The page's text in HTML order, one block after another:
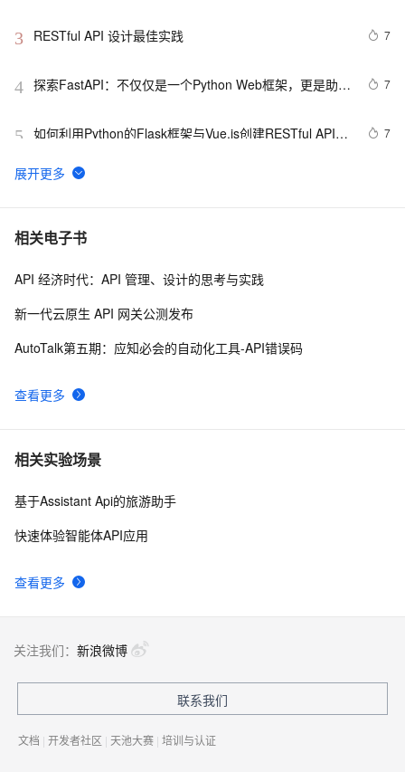
3 RESTful API 设计最佳实践 7
4 探索FastAPI：不仅仅是一个Python Web框架，更是助力
境搭建到CRUD应用实战全面解析
7
5 如何利用Python的Flask框架与Vue.js创建RESTful API服
7
6 RESTful API 设计与实现：C# 开发者的一分钟入门
7 crudapi 无需编程生成CRUD增删改查RESTful API
8 security with restful
相关电子书
查看更多
API 经济时代：API 管理、设计的思考与实践
新一代云原生 API 网关公测发布
AutoTalk第五期：应知必会的自动化工具-API错误码
相关实验场景
查看更多
基于Assistant Api的旅游助手
快速体验智能体API应用
关注我们： 新浪微博
联系我们
文档 | 开发者社区 | 天池大赛 | 培训与认证